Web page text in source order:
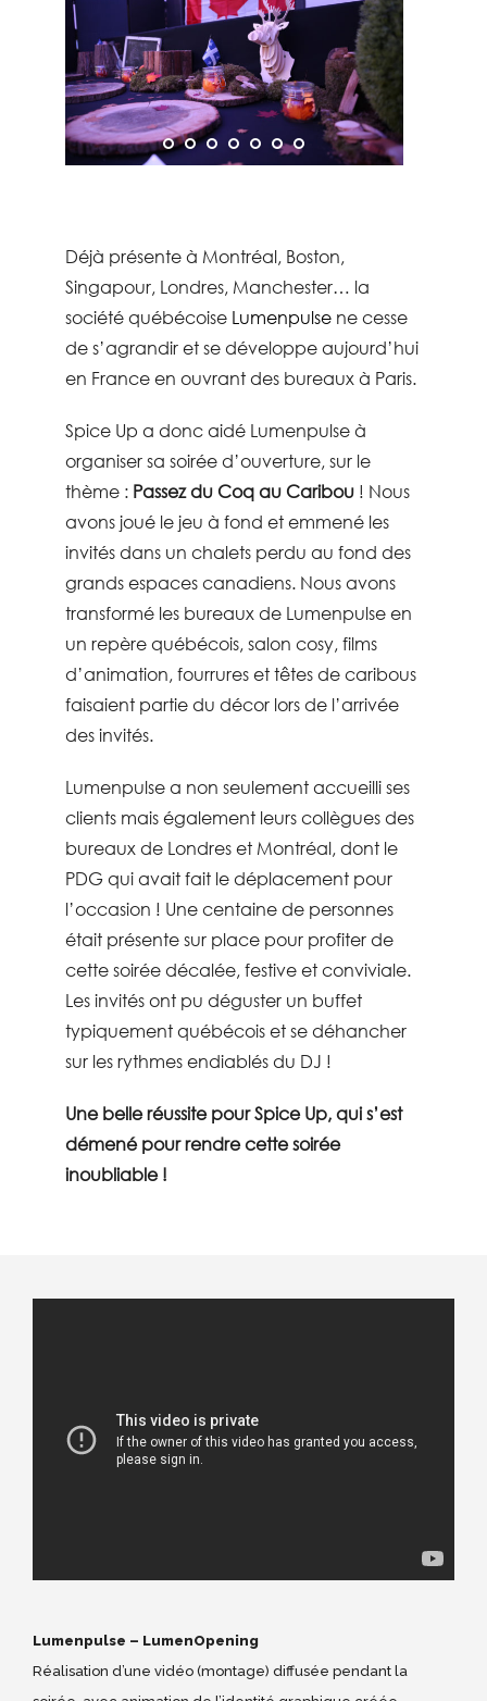
Déjà présente à Montréal, Boston,
Singapour, Londres, Manchester… la
société québécoise Lumenpulse ne cesse
de s’agrandir et sedéveloppeaujourd’hui
en France en ouvrant des bureaux à Paris.
Spice Up a donc aidé Lumenpulseà
organiser sa soirée d’ouverture, sur le
thème : Passez du Coq au Caribou ! Nous
avons joué le jeu à fond et emmené les
invités dans un chalets perdu au fond des
grands espaces canadiens. Nous avons
transformé les bureaux de Lumenpulse en
un repère québécois, salon cosy, films
d’animation, fourrures et têtes de caribous
faisaient partie du décor lors de l’arrivée
des invités.
Lumenpulsea non seulement accueilli ses
clients mais également leurs collègues des
bureaux de Londres et Montréal, dont le
PDG qui avait fait le déplacement pour
l’occasion ! Une centaine de personnes
était présente sur place pour profiter de
cettesoirée décalée,festiveetconviviale.
Les invités ont pu déguster un buffet
typiquement québécoiset se déhancher
sur les rythmes endiablés du DJ !
Une belle réussite pour Spice Up, qui s’est
démené pour rendre cette soirée
inoubliable !
Lumenpulse – LumenOpening
Réalisation d’une vidéo (montage) diffusée pendant la